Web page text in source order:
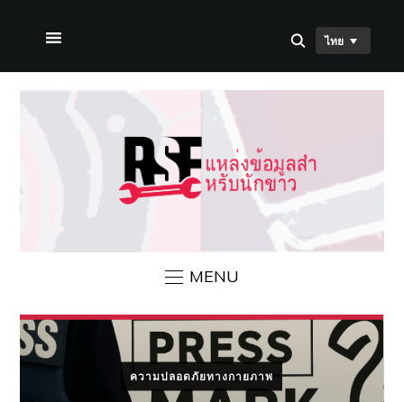
หน้าแรก
ไทย
MENU
ความปลอดภัยทางกายภาพ